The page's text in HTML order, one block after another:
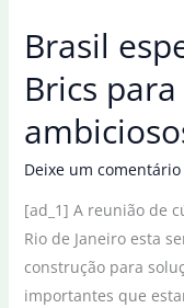
R$
milhões
por
diz
federação
Brasil
Brics
Deixe um comentário
[ad_1] A reunião de
Rio de Janeiro esta
construção para
importantes que